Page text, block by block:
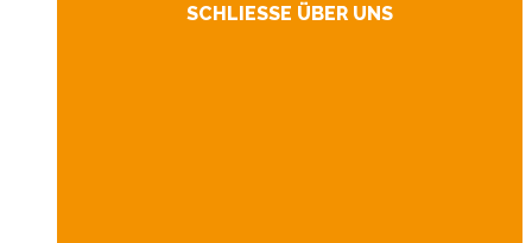
SCHLIESSE ÜBER UNS